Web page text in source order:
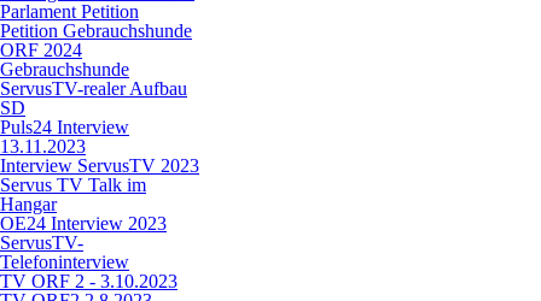
Parlament Petition
Petition Gebrauchshunde
ORF 2024
Gebrauchshunde
ServusTV-realer Aufbau
SD
Puls24 Interview
13.11.2023
Interview ServusTV 2023
Servus TV Talk im
Hangar
OE24 Interview 2023
ServusTV-
Telefoninterview
TV ORF 2 - 3.10.2023